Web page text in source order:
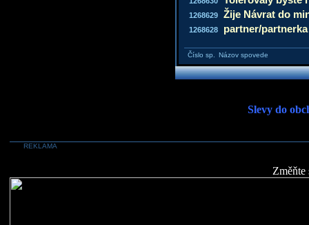
1268629 Žije Návrat do
1268628 partner/partnerka
Číslo sp. Názov spovede
Slevy do
REKLAMA
Změňte